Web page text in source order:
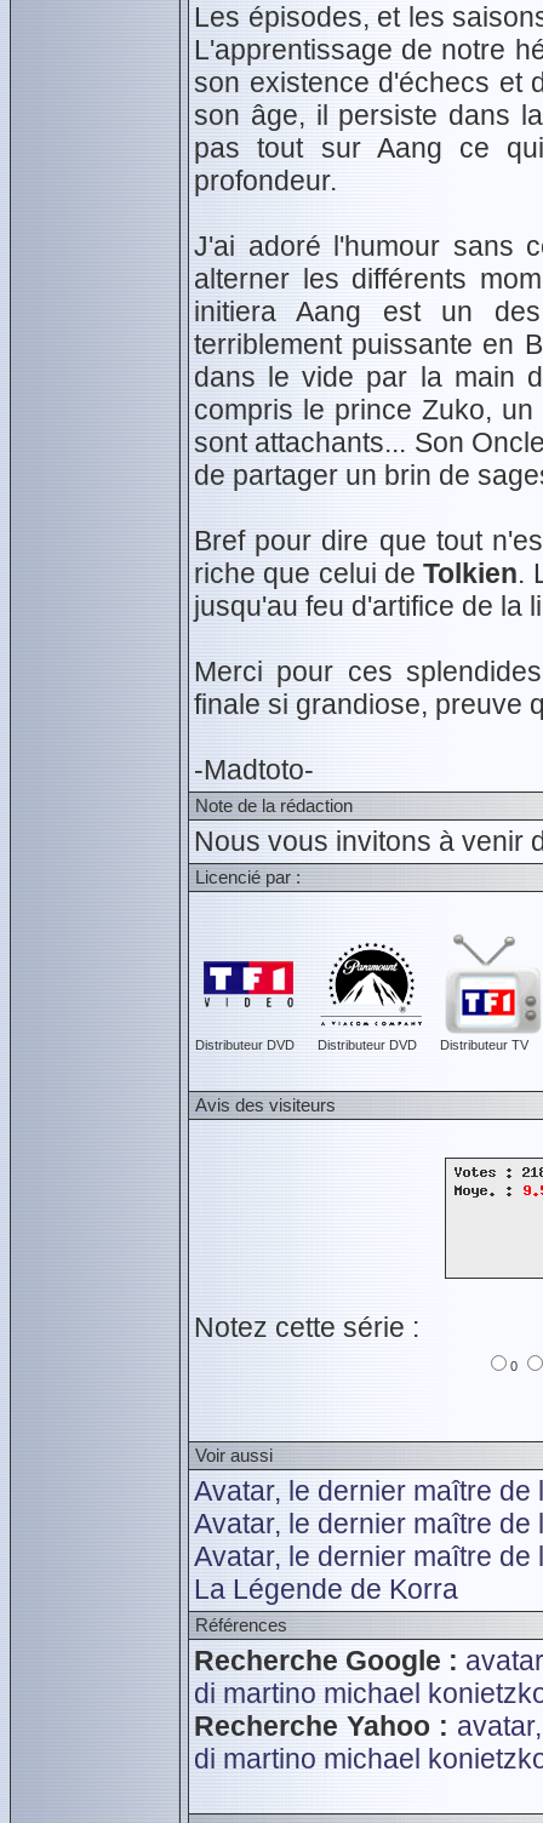
Les épisodes, et les
L'apprentissage de notre
son existence d'échecs et
son âge, il persiste dans
pas tout sur Aang ce
profondeur.
J'ai adoré l'humour sans
alterner les différents
initiera Aang est un
terriblement puissante en
dans le vide par la main
compris le prince Zuko,
sont attachants... Son
de partager un brin de
Bref pour dire que tout
riche que celui deTolkien.
jusqu'au feu d'artifice de la
Merci pour ces
finale si grandiose, preuve
-Madtoto-
Note de la rédaction
Nous vous invitons à venir
Licencié par :
Distributeur DVD Distributeur DVD Distributeur TV
Avis des visiteurs
Notez cette série :
0
Voir aussi
Avatar, le dernier maître de
Avatar, le dernier maître
Avatar, le dernier maître
La Légende de Korra
Références
Recherche Google :
di martino michael
Recherche Yahoo :
di martino michael